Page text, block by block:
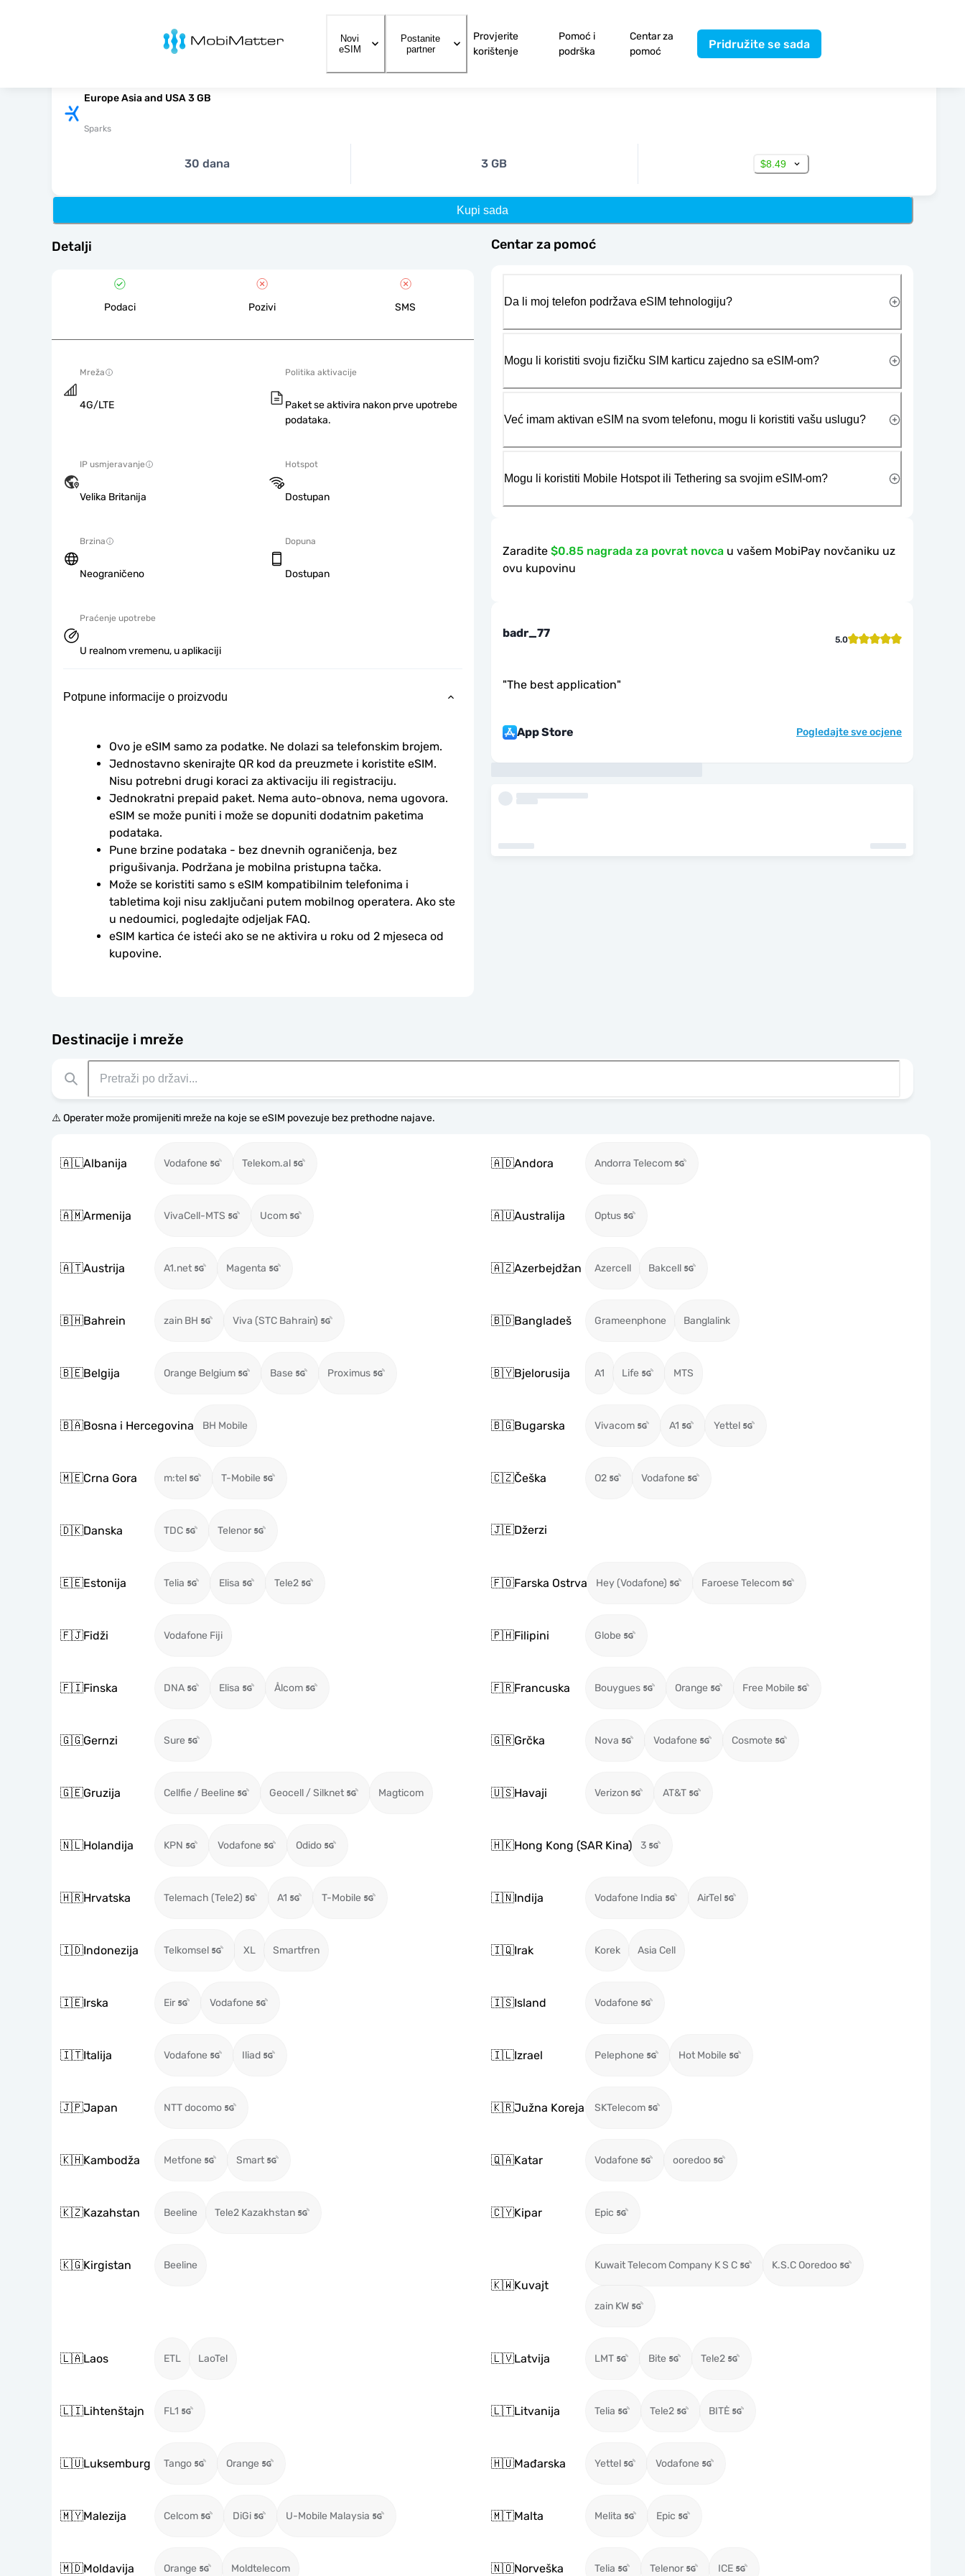
MobiMatter
Novi
eSIM
Postanite
partner
Provjerite
korištenje
Pomoć i
podrška
Centar za
pomoć
Pridružite se sada
Europe Asia and USA 3 GB
Sparks
30 dana 3 GB $8.49
Kupi sada
Detalji
Podaci Pozivi SMS
Mreža
4G/LTE
Politika aktivacije
Paket se aktivira nakon prve upotrebe
podataka.
IP usmjeravanje
Velika Britanija
Hotspot
Dostupan
Brzina
Neograničeno
Dopuna
Dostupan
Praćenje upotrebe
U realnom vremenu, u aplikaciji
Potpune informacije o proizvodu
Ovo je eSIM samo za podatke. Ne dolazi sa telefonskim brojem.
Jednostavno skenirajte QR kod da preuzmete i koristite eSIM.
Nisu potrebni drugi koraci za aktivaciju ili registraciju.
Jednokratni prepaid paket. Nema auto-obnova, nema ugovora.
eSIM se može puniti i može se dopuniti dodatnim paketima
podataka.
Pune brzine podataka - bez dnevnih ograničenja, bez
prigušivanja. Podržana je mobilna pristupna tačka.
Može se koristiti samo s eSIM kompatibilnim telefonima i
tabletima koji nisu zaključani putem mobilnog operatera. Ako ste
u nedoumici, pogledajte odjeljak FAQ.
eSIM kartica će isteći ako se ne aktivira u roku od 2 mjeseca od
kupovine.
Destinacije i mreže
⚠️ Operater može promijeniti mreže na koje se eSIM povezuje bez prethodne najave.
🇦🇱Albanija Vodafone Telekom.al 🇦🇩Andora Andorra Telecom
🇦🇲Armenija VivaCell-MTS Ucom 🇦🇺Australija Optus
🇦🇹Austrija A1.net Magenta 🇦🇿Azerbejdžan Azercell Bakcell
🇧🇭Bahrein zain BH Viva (STC Bahrain) 🇧🇩Bangladeš Grameenphone Banglalink
🇧🇪Belgija Orange Belgium Base Proximus 🇧🇾Bjelorusija A1 Life MTS
🇧🇦Bosna i Hercegovina BH Mobile 🇧🇬Bugarska Vivacom A1 Yettel
🇲🇪Crna Gora m:tel T-Mobile 🇨🇿Češka O2 Vodafone
🇩🇰Danska TDC Telenor 🇯🇪Džerzi
🇪🇪Estonija Telia Elisa Tele2 🇫🇴Farska Ostrva Hey (Vodafone) Faroese Telecom
🇫🇯Fidži Vodafone Fiji 🇵🇭Filipini Globe
🇫🇮Finska DNA Elisa Ålcom 🇫🇷Francuska Bouygues Orange Free Mobile
🇬🇬Gernzi Sure 🇬🇷Grčka Nova Vodafone Cosmote
🇬🇪Gruzija Cellfie / Beeline Geocell / Silknet Magticom 🇺🇸Havaji Verizon AT&T
🇳🇱Holandija KPN Vodafone Odido 🇭🇰Hong Kong (SAR Kina) 3
🇭🇷Hrvatska Telemach (Tele2) A1 T-Mobile 🇮🇳Indija Vodafone India AirTel
🇮🇩Indonezija Telkomsel XL Smartfren 🇮🇶Irak Korek Asia Cell
🇮🇪Irska Eir Vodafone 🇮🇸Island Vodafone
🇮🇹Italija Vodafone Iliad 🇮🇱Izrael Pelephone Hot Mobile
🇯🇵Japan NTT docomo 🇰🇷Južna Koreja SKTelecom
🇰🇭Kambodža Metfone Smart 🇶🇦Katar Vodafone ooredoo
🇰🇿Kazahstan Beeline Tele2 Kazakhstan 🇨🇾Kipar Epic
🇰🇬Kirgistan Beeline
🇰🇼Kuvajt
Kuwait Telecom Company K S C K.S.C Ooredoo
zain KW
🇱🇦Laos ETL LaoTel 🇱🇻Latvija LMT Bite Tele2
🇱🇮Lihtenštajn FL1 🇱🇹Litvanija Telia Tele2 BITĖ
🇱🇺Luksemburg Tango Orange 🇭🇺Mađarska Yettel Vodafone
🇲🇾Malezija Celcom DiGi U-Mobile Malaysia 🇲🇹Malta Melita Epic
🇲🇩Moldavija Orange Moldtelecom 🇳🇴Norveška Telia Telenor ICE
Centar za pomoć
Da li moj telefon podržava eSIM tehnologiju?
Mogu li koristiti svoju fizičku SIM karticu zajedno sa eSIM-om?
Već imam aktivan eSIM na svom telefonu, mogu li koristiti vašu uslugu?
Mogu li koristiti Mobile Hotspot ili Tethering sa svojim eSIM-om?
Zaradite $0.85 nagrada za povrat novca u vašem MobiPay novčaniku uz
ovu kupovinu
badr_77 5.0
"The best application"
App Store Pogledajte sve ocjene